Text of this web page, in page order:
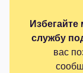
службу
вас